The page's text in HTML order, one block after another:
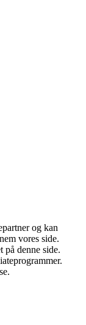
og kan
vores side.
denne side.